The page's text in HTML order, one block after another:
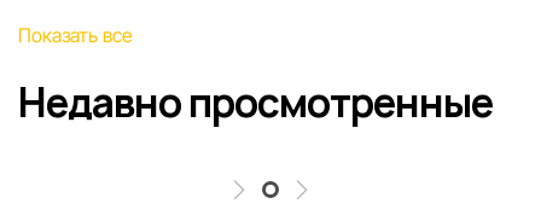
Показать все
Недавно просмотренные